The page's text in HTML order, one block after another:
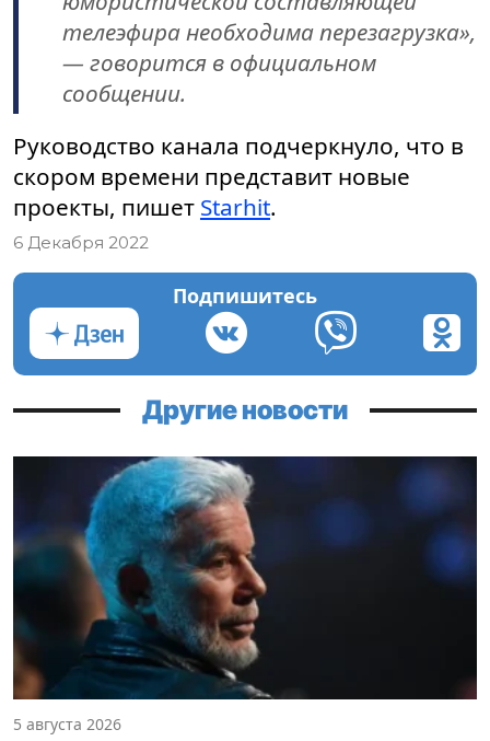
телеэфира необходима перезагрузка»,
— говорится в официальном
сообщении.
Руководство канала подчеркнуло, что в
скором времени представит новые
проекты, пишет Starhit.
6 Декабря 2022
Подпишитесь
Другие новости
5 августа 2026